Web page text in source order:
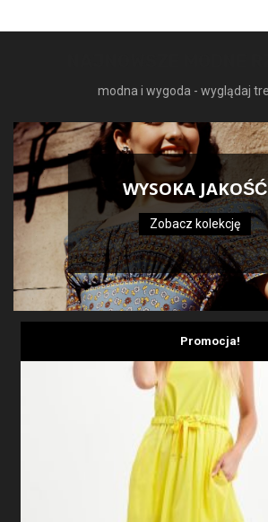
modna i wygoda - wyglądaj
WYSOKA JAKOŚĆ
Zobacz kolekcję
Promocja!